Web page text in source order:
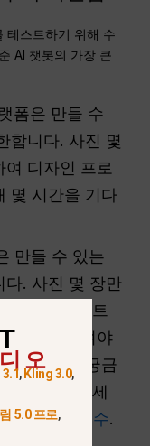
테스트하기 위해 수
AI 챗봇의 가장 큰
폼은 만들 수
합니다. 사진 몇
디자인 프로
몇 시간을 기다
만들 수 있는
다. 사진 몇 장만
자인 프로젝트
간을 기다려야
할당량이 궁금
용을 확인하세
는 이미지 수.
오
, Kling 3.0,
5.0 프로,